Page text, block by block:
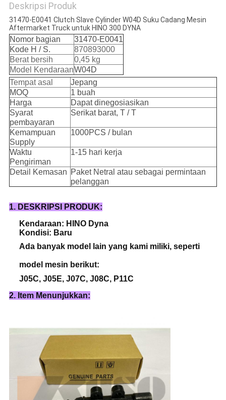
Deskripsi Produk
31470-E0041 Clutch Slave Cylinder W04D Suku Cadang Mesin
Aftermarket Truck untuk HINO 300 DYNA
Nomor bagian
31470-E0041
Kode H / S.
870893000
Berat bersih
0,45 kg
Model KendaraanW04D
Tempat asal
Jepang
MOQ
1 buah
Harga
Dapat dinegosiasikan
Syarat
pembayaran
Serikat barat, T / T
Kemampuan
Supply
1000PCS / bulan
Waktu
Pengiriman
1-15 hari kerja
Detail Kemasan Paket Netral atau sebagai permintaan
pelanggan
1. DESKRIPSI PRODUK:
Kendaraan: HINO Dyna
Kondisi: Baru
Ada banyak model lain yang kami miliki, seperti
model mesin berikut:
J05C, J05E, J07C, J08C, P11C
2. Item Menunjukkan: